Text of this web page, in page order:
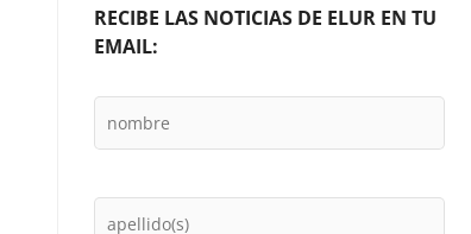
RECIBE LAS NOTICIAS DE ELUR EN TU
EMAIL: